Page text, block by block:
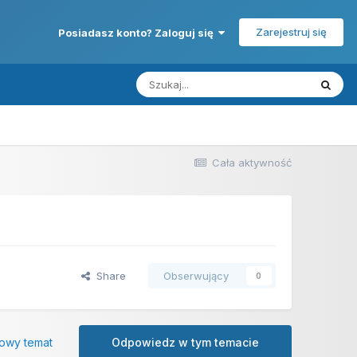
Posiadasz konto? Zaloguj się Zarejestruj się
Cała aktywność
Share Obserwujący 0
Odpowiedz w tym temacie
temat